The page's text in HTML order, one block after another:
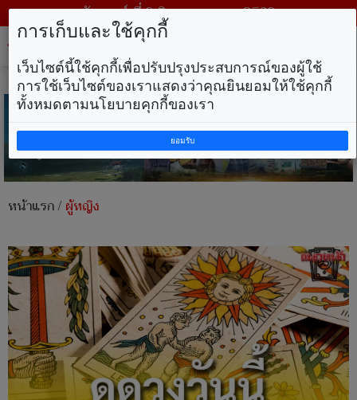
วันเสาร์ ที่ 8 สิงหาคม พ.ศ. 2569
หน้าแรก/ผู้หญิง
การเก็บและใช้คุกกี้
เว็บไซต์นี้ใช้คุกกี้เพื่อปรับปรุงประสบการณ์ของผู้ใช้
การใช้เว็บไซต์ของเราแสดงว่าคุณยินยอมให้ใช้คุกกี้
ทั้งหมดตามนโยบายคุกกี้ของเรา
ยอมรับ